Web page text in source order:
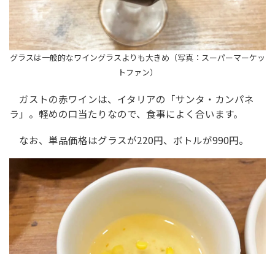
グラスは一般的なワイングラスよりも大きめ（写真：スーパーマーケッ
トファン）
ガストの赤ワインは、イタリアの「サンタ・カンパネ
ラ」。軽めの口当たりなので、食事によく合います。
なお、単品価格はグラスが220円、ボトルが990円。